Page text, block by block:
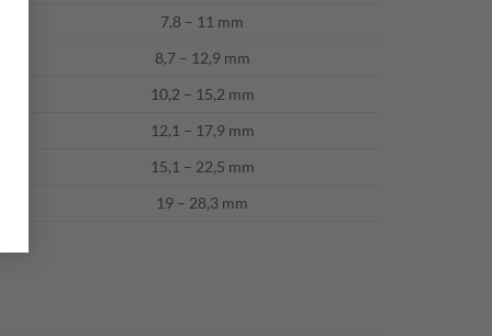
7,8 – 11 mm
8,7 – 12,9 mm
10,2 – 15,2 mm
12,1 – 17,9 mm
15,1 – 22,5 mm
19 – 28,3 mm